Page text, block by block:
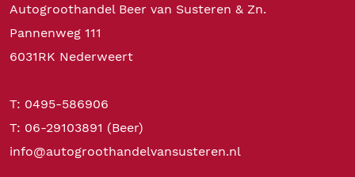
Autogroothandel Beer van Susteren & Zn.
Pannenweg 111
6031RK Nederweert
T: 0495-586906
T: 06-29103891 (Beer)
info@autogroothandelvansusteren.nl